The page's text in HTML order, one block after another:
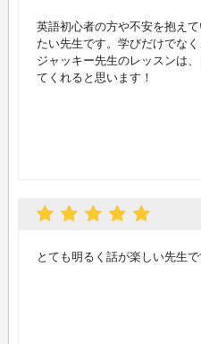
英語初心者の方や不安を抱え
たい先生です。学びだけでな
ジャッキー先生のレッスンは
てくれると思います！
とても明るく話が楽しい先生で